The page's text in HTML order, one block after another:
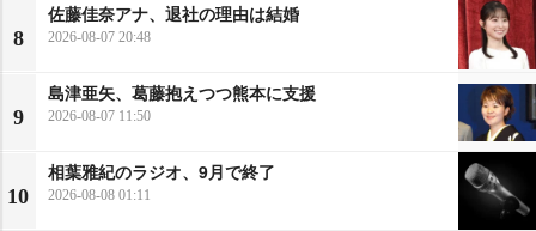
8
佐藤佳奈アナ、退社の理由は結婚
2026-08-07 20:48
9
島津亜矢、葛藤抱えつつ熊本に支援
2026-08-07 11:50
10
相葉雅紀のラジオ、9月で終了
2026-08-08 01:11